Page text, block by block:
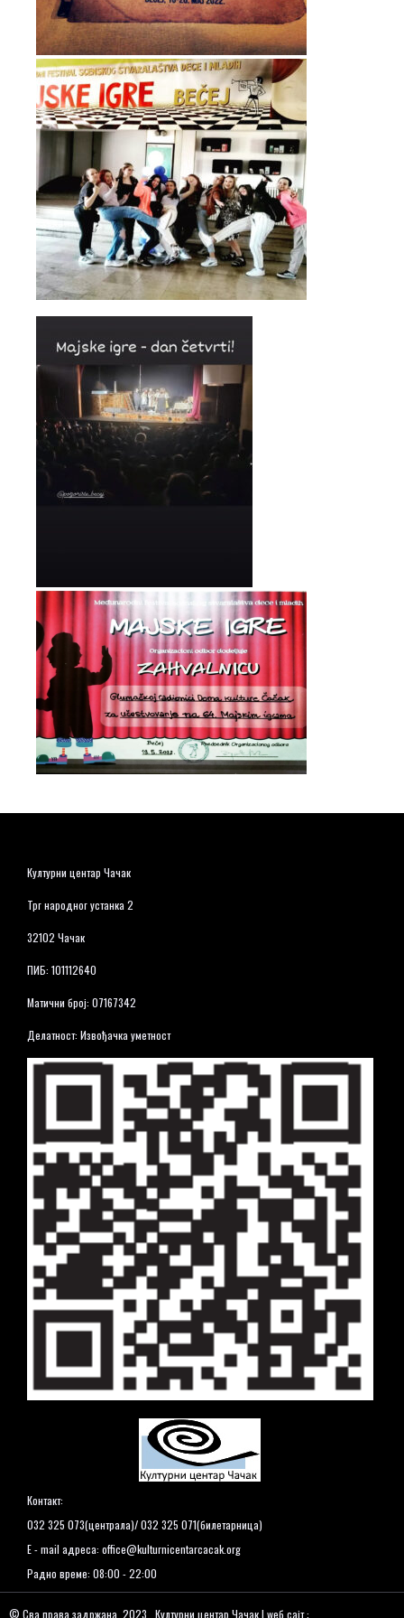
Културни центар Чачак
Трг народног устанка 2
32102 Чачак
ПИБ: 101112640
Матични број: 07167342
Делатност: Извођачка уметност
Контакт:
032 325 073(централа)/ 032 325 071(билетарница)
E - mail адреса: office@kulturnicentarcacak.org
Радно време: 08:00 - 22:00
© Сва права задржана. 2023., Културни центар Чачак | wеб сајт :